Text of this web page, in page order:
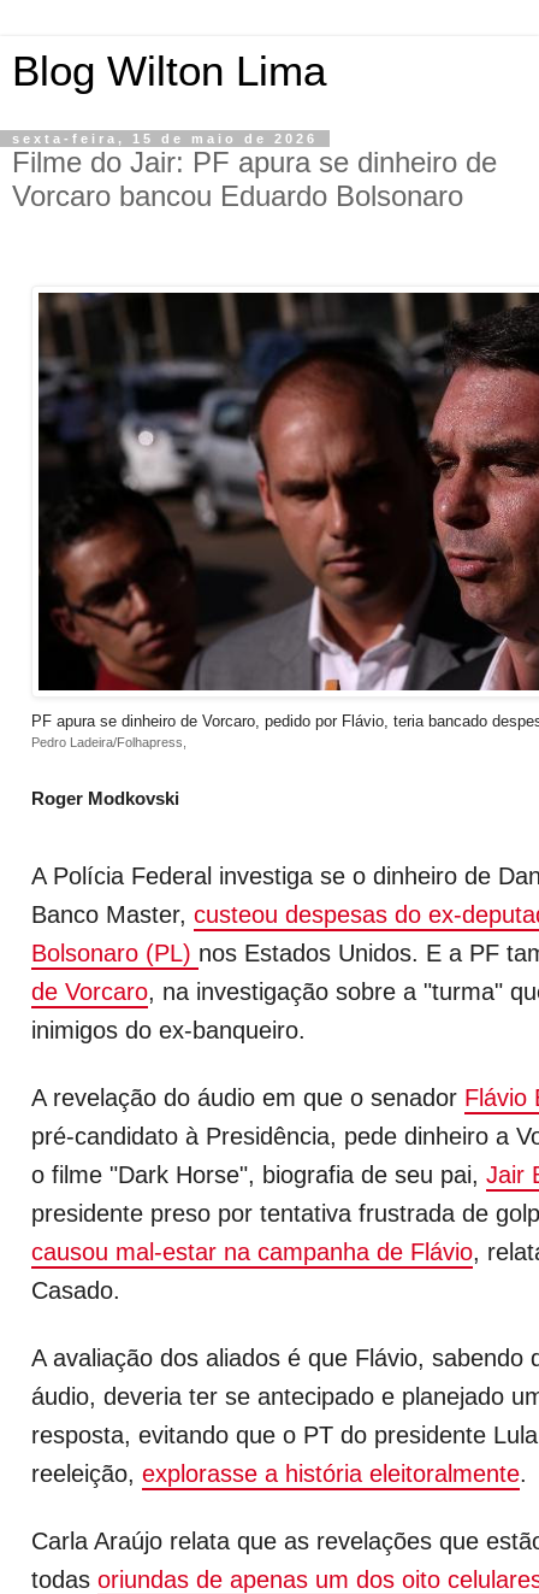
Blog Wilton Lima
sexta-feira, 15 de maio de 2026
Filme do Jair: PF apura se dinheiro de
Vorcaro bancou Eduardo Bolsonaro
PF apura se dinheiro de Vorcaro, pedido por Flávio, teria bancado
Pedro Ladeira/Folhapress,
Roger Modkovski
A Polícia Federal investiga se o dinheiro de
Banco Master, custeou despesas do ex-
Bolsonaro (PL) nos Estados Unidos. E a PF
de Vorcaro, na investigação sobre a "turma"
inimigos do ex-banqueiro.
A revelação do áudio em que o senador Flávio
pré-candidato à Presidência, pede dinheiro a
o filme "Dark Horse", biografia de seu pai, Jair
presidente preso por tentativa frustrada de
causou mal-estar na campanha de Flávio,
Casado.
A avaliação dos aliados é que Flávio, sabendo
áudio, deveria ter se antecipado e planejado
resposta, evitando que o PT do presidente
reeleição, explorasse a história eleitoralmente.
Carla Araújo relata que as revelações que
todas oriundas de apenas um dos oito